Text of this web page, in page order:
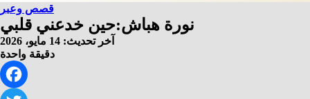
قصص وعبر
نورة هباش:حين خدعني قلبي
آخر تحديث: 14 مايو، 2026
دقيقة واحدة